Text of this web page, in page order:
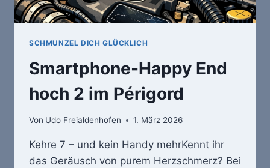
SCHMUNZEL DICH GLÜCKLICH
Smartphone-Happy End
hoch 2 im Périgord
Von Udo Freialdenhofen 1. März 2026
Kehre 7 – und kein Handy mehrKennt ihr
das Geräusch von purem Herzschmerz? Bei